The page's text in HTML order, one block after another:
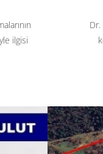
ilgisi